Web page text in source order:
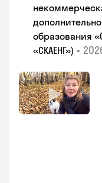
образования
«СКАЕНГ») •